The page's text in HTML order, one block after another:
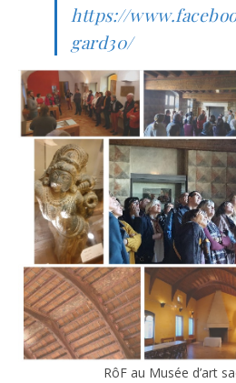
https://
gard30/
RôF au Musée d’art